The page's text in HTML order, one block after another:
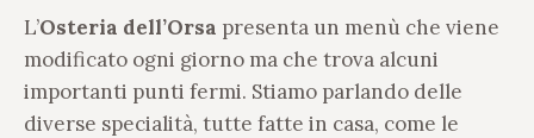
L’Osteria dell’Orsa presenta un menù che viene
modificato ogni giorno ma che trova alcuni
importanti punti fermi. Stiamo parlando delle
diverse specialità, tutte fatte in casa, come le